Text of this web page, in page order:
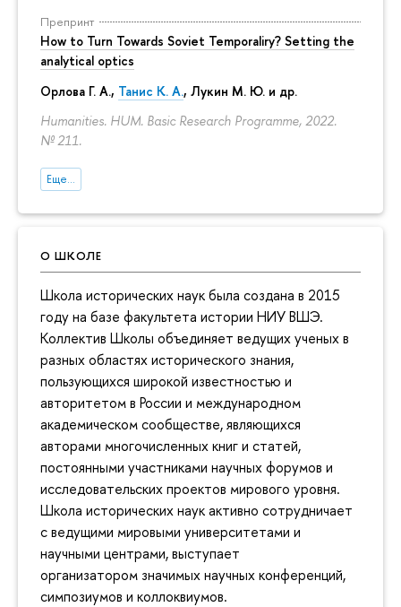
Препринт
How to Turn Towards Soviet Temporaliry? Setting the
analytical optics
Орлова Г. А., Танис К. А., Лукин М. Ю. и др.
Humanities. HUM. Basic Research Programme, 2022.
№ 211.
Еще...
О ШКОЛЕ
Школа исторических наук была создана в 2015
году на базе факультета истории НИУ ВШЭ.
Коллектив Школы объединяет ведущих ученых в
разных областях исторического знания,
пользующихся широкой известностью и
авторитетом в России и международном
академическом сообществе, являющихся
авторами многочисленных книг и статей,
постоянными участниками научных форумов и
исследовательских проектов мирового уровня.
Школа исторических наук активно сотрудничает
с ведущими мировыми университетами и
научными центрами, выступает
организатором значимых научных конференций,
симпозиумов и коллоквиумов.